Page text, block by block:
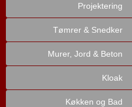
Projektering
Tømrer & Snedker
Murer, Jord & Beton
Kloak
Køkken og Bad